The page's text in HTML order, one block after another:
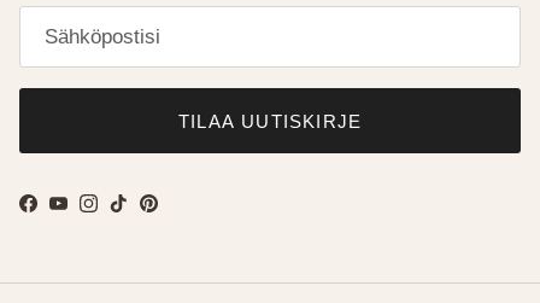
TILAA UUTISKIRJE
Facebook
YouTube
Instagram
TikTokPinterest